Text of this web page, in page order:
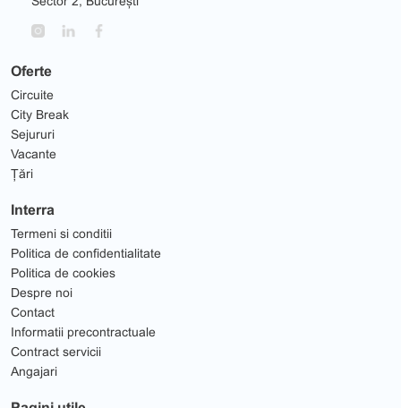
Oferte
Circuite
City Break
Sejururi
Vacante
Țări
Interra
Termeni si conditii
Politica de confidentialitate
Politica de cookies
Despre noi
Contact
Informatii precontractuale
Contract servicii
Angajari